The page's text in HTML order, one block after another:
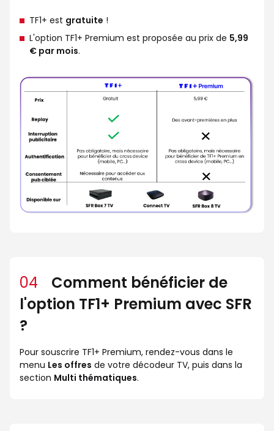
TF1+ est gratuite !
L'option TF1+ Premium est proposée au prix de 5,99
€ par mois.
04
Comment bénéficier de
l'option TF1+ Premium avec SFR
?
Pour souscrire TF1+ Premium, rendez-vous dans le
menu Les offres de votre décodeur TV, puis dans la
section Multi thématiques.